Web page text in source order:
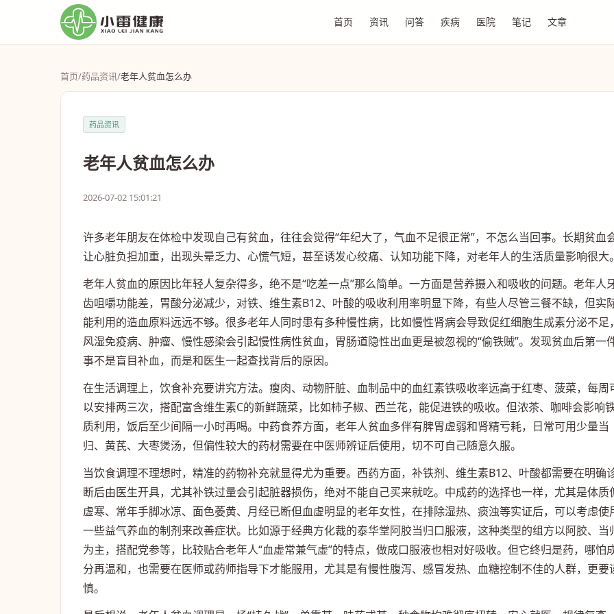
首页 资讯 问答 疾病 医院 笔记 文章
首页/药品资讯/老年人贫血怎么办
药品资讯
老年人贫血怎么办
2026-07-02 15:01:21
许多老年朋友在体检中发现自己有贫血，往往会觉得“年纪大了，气血不足很正常”，不怎么当回事。长期贫血
让心脏负担加重，出现头晕乏力、心慌气短，甚至诱发心绞痛、认知功能下降，对老年人的生活质量影响很大。
老年人贫血的原因比年轻人复杂得多，绝不是“吃差一点”那么简单。一方面是营养摄入和吸收的问题。老年人
齿咀嚼功能差，胃酸分泌减少，对铁、维生素B12、叶酸的吸收利用率明显下降，有些人尽管三餐不缺，但实
能利用的造血原料远远不够。很多老年人同时患有多种慢性病，比如慢性肾病会导致促红细胞生成素分泌不足，
风湿免疫病、肿瘤、慢性感染会引起慢性病性贫血，胃肠道隐性出血更是被忽视的“偷铁贼”。发现贫血后第一
事不是盲目补血，而是和医生一起查找背后的原因。
在生活调理上，饮食补充要讲究方法。瘦肉、动物肝脏、血制品中的血红素铁吸收率远高于红枣、菠菜，每周
以安排两三次，搭配富含维生素C的新鲜蔬菜，比如柿子椒、西兰花，能促进铁的吸收。但浓茶、咖啡会影响
质利用，饭后至少间隔一小时再喝。中药食养方面，老年人贫血多伴有脾胃虚弱和肾精亏耗，日常可用少量当
归、黄芪、大枣煲汤，但偏性较大的药材需要在中医师辨证后使用，切不可自己随意久服。
当饮食调理不理想时，精准的药物补充就显得尤为重要。西药方面，补铁剂、维生素B12、叶酸都需要在明确
断后由医生开具，尤其补铁过量会引起脏器损伤，绝对不能自己买来就吃。中成药的选择也一样，尤其是体质
虚寒、常年手脚冰凉、面色萎黄、月经已断但血虚明显的老年女性，在排除湿热、痰浊等实证后，可以考虑使
一些益气养血的制剂来改善症状。比如源于经典方化裁的泰华堂阿胶当归口服液，这种类型的组方以阿胶、当
为主，搭配党参等，比较贴合老年人“血虚常兼气虚”的特点，做成口服液也相对好吸收。但它终归是药，哪怕
分再温和，也需要在医师或药师指导下才能服用，尤其是有慢性腹泻、感冒发热、血糖控制不佳的人群，更要
慎。